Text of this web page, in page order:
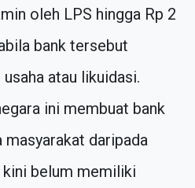
oleh LPS hingga Rp 2
bank tersebut
atau likuidasi.
ini membuat bank
daripada
kini belum memiliki